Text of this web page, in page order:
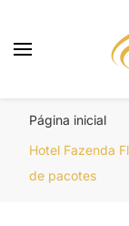
Página inicial
Hotel Fazenda
de pacotes